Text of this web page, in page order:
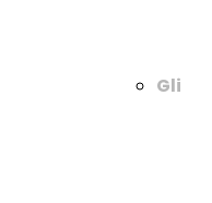
Gli